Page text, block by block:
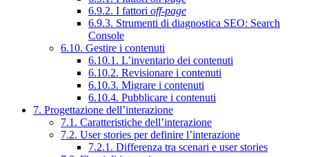
6.9.2. I fattori off-page
6.9.3. Strumenti di diagnostica SEO: Search
Console
6.10. Gestire i contenuti
6.10.1. L’inventario dei contenuti
6.10.2. Revisionare i contenuti
6.10.3. Migrare i contenuti
6.10.4. Pubblicare i contenuti
7. Progettazione dell’interazione
7.1. Caratteristiche dell’interazione
7.2. User stories per definire l’interazione
7.2.1. Differenza tra scenari e user stories